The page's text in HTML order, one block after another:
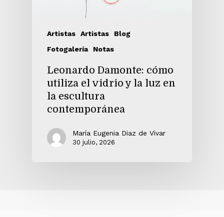
Artistas Artistas
Blog
Fotogalería
Notas
Leonardo Damonte: cómo
utiliza el vidrio y la luz en
la escultura
contemporánea
María Eugenia Diaz de Vivar
30 julio, 2026